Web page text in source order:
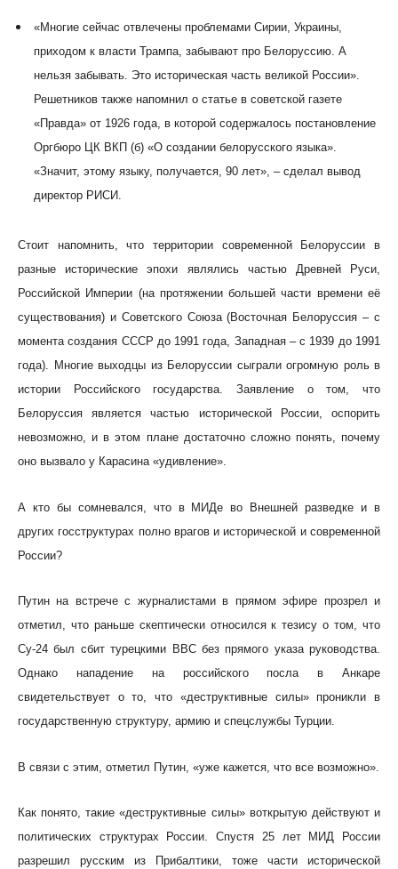
«Многие сейчас отвлечены проблемами Сирии, Украины,
приходом к власти Трампа, забывают про Белоруссию. А
нельзя забывать. Это историческая часть великой России».
Решетников также напомнил о статье в советской газете
«Правда» от 1926 года, в которой содержалось постановление
Оргбюро ЦК ВКП (б) «О создании белорусского языка».
«Значит, этому языку, получается, 90 лет», – сделал вывод
директор РИСИ.
Стоит напомнить, что территории современной Белоруссии в
разные исторические эпохи являлись частью Древней Руси,
Российской Империи (на протяжении большей части времени её
существования) и Советского Союза (Восточная Белоруссия – с
момента создания СССР до 1991 года, Западная – с 1939 до 1991
года). Многие выходцы из Белоруссии сыграли огромную роль в
истории Российского государства. Заявление о том, что
Белоруссия является частью исторической России, оспорить
невозможно, и в этом плане достаточно сложно понять, почему
оно вызвало у Карасина «удивление».
А кто бы сомневался, что в МИДе во Внешней разведке и в
других госструктурах полно врагов и исторической и современной
России?
Путин на встрече с журналистами в прямом эфире прозрел и
отметил, что раньше скептически относился к тезису о том, что
Су-24 был сбит турецкими ВВС без прямого указа руководства.
Однако нападение на российского посла в Анкаре
свидетельствует о то, что «деструктивные силы» проникли в
государственную структуру, армию и спецслужбы Турции.
В связи с этим, отметил Путин, «уже кажется, что все возможно».
Как понято, такие «деструктивные силы» воткрытую действуют и
политических структурах России. Спустя 25 лет МИД России
разрешил русским из Прибалтики, тоже части исторической